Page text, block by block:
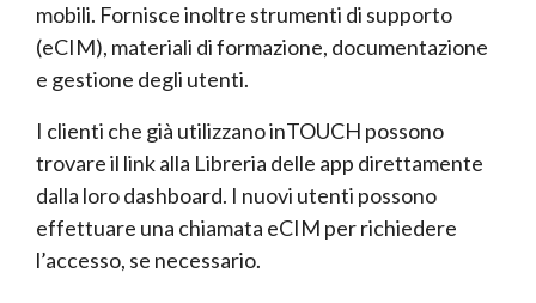
mobili. Fornisce inoltre strumenti di supporto
(eCIM), materiali di formazione, documentazione
e gestione degli utenti.
I clienti che già utilizzano inTOUCH possono
trovare il link alla Libreria delle app direttamente
dalla loro dashboard. I nuovi utenti possono
effettuare una chiamata eCIM per richiedere
l’accesso, se necessario.